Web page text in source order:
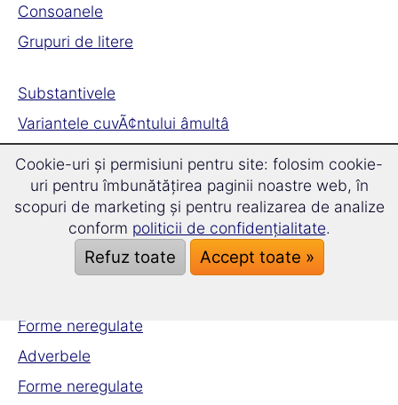
Consoanele
Grupuri de litere
Substantivele
Variantele cuvÃ¢ntului âmultâ
Formarea pluralului
Adjectivele
Cum se folosesc
Forme neregulate
Adverbele
Forme neregulate
Cookie-uri și permisiuni pentru site: folosim cookie-
uri pentru îmbunătățirea paginii noastre web, în
scopuri de marketing și pentru realizarea de analize
conform politicii de confidențialitate.
Refuz toate Accept toate »